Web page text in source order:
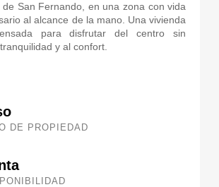
de San Fernando, en una zona con vida
al alcance de la mano. Una vivienda
para disfrutar del centro sin
y al confort.
DE PROPIEDAD